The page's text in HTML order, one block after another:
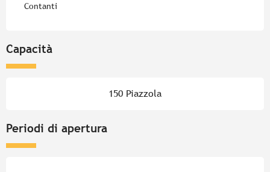
Contanti
Capacità
150 Piazzola
Periodi di apertura